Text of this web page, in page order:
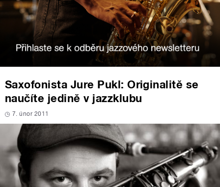
Saxofonista Jure Pukl: Originalitě se
naučíte jedině v jazzklubu
7. únor 2011